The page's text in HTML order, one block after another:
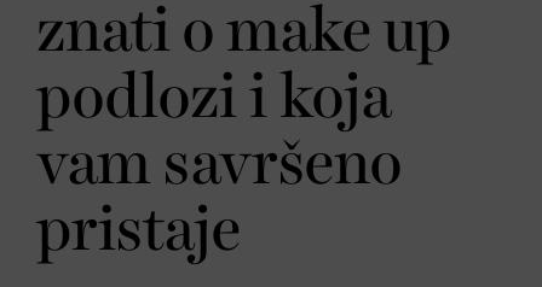
znati o make up
podlozi i koja
vam savršeno
pristaje